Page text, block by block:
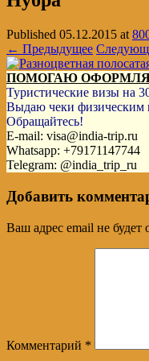
Published 05.12.2015 at
← Предыдущее
ПОМОГАЮ
Туристические визы на
Выдаю чеки физическим
Обращайтесь!
E-mail: visa@india-trip.ru
Whatsapp: +79171147744
Telegram: @india_trip_ru
Добавить
Ваш адрес email не будет
Комментарий *